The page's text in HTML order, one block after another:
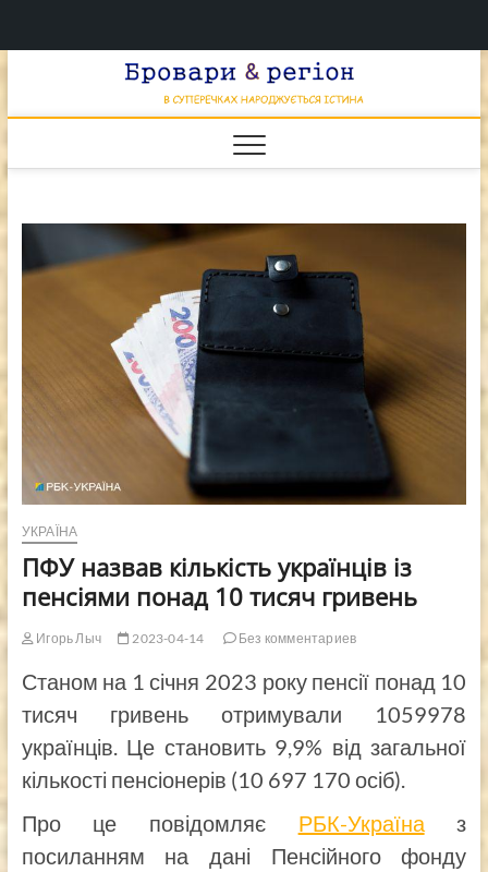
&
НАРОДЖУЄТЬСЯ
УКРАЇНА
ПФУ назвав кількість українців із
пенсіями понад 10 тисяч гривень
Игорь Лыч 2023-04-14 Без комментариев
Станом на 1 січня 2023 року пенсії понад 10
тисяч гривень отримували 1059978
українців. Це становить 9,9% від загальної
кількості пенсіонерів (10 697 170 осіб).
Про це повідомляє РБК-Україназ
посиланням на дані Пенсійного фонду